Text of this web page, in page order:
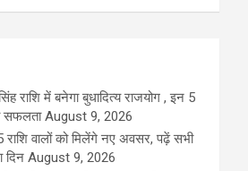
राशि में बनेगा बुधादित्य राजयोग , इन 5
सफलता August 9, 2026
वालों को मिलेंगे नए अवसर, पढ़ें सभी
दिन August 9, 2026